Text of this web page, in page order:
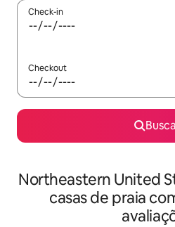
Check-in
Checkout
Northeastern United
casas de praia